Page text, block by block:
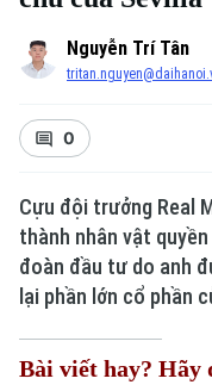
Nguyễn Trí Tân
0
Cựu đội trưởng Real
thành nhân vật
đoàn đầu tư do anh
lại phần lớn cổ phần
Bài viết hay? Hãy